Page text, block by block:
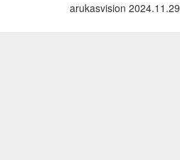
arukasvision 2024.11.29